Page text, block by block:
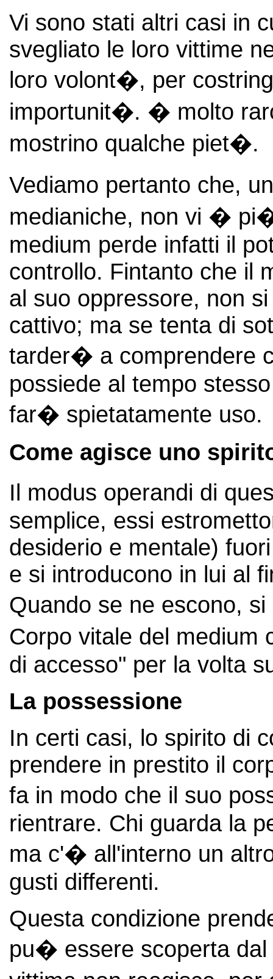
Vi sono stati altri casi in
svegliato le loro vittime
loro volont�, per
importunit�. � molto
mostrino qualche piet�.
Vediamo pertanto che,
medianiche, non vi �
medium perde infatti il
controllo. Fintanto che il
al suo oppressore, non
cattivo; ma se tenta di
tarder� a comprendere
possiede al tempo
far� spietatamente uso.
Come agisce uno
Il modus operandi di
semplice, essi
desiderio e mentale)
e si introducono in lui al
Quando se ne escono,
Corpo vitale del
di accesso" per la volta
La possessione
In certi casi, lo spirito di
prendere in prestito il
fa in modo che il suo
rientrare. Chi guarda la
ma c'� all'interno un
gusti differenti.
Questa condizione
pu� essere scoperta dal